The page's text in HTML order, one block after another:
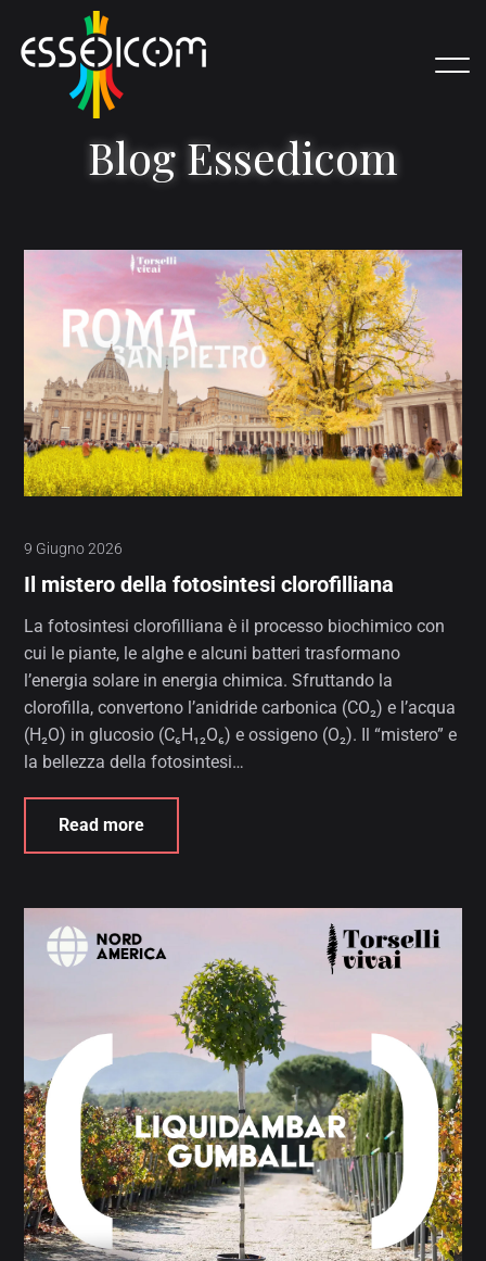
Blog Essedicom
9 Giugno 2026
Il mistero della fotosintesi clorofilliana
La fotosintesi clorofilliana è il processo biochimico con
cui le piante, le alghe e alcuni batteri trasformano
l’energia solare in energia chimica. Sfruttando la
clorofilla, convertono l’anidride carbonica (CO₂) e l’acqua
(H₂O) in glucosio (C₆H₁₂O₆) e ossigeno (O₂). Il “mistero” e
la bellezza della fotosintesi…
Read more